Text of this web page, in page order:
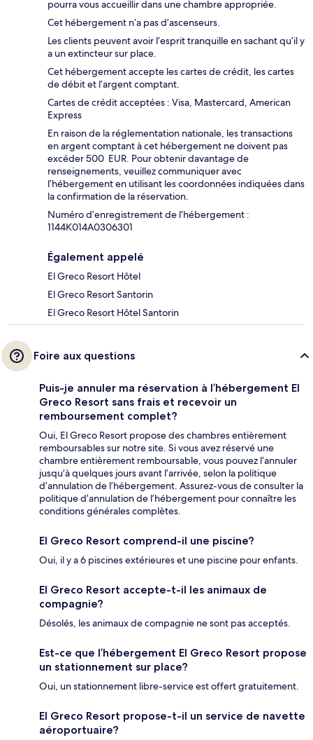
pourra vous accueillir dans une chambre appropriée.
Cet hébergement n’a pas d’ascenseurs.
Les clients peuvent avoir l’esprit tranquille en sachant qu’il y
a un extincteur sur place.
Cet hébergement accepte les cartes de crédit, les cartes
de débit et l’argent comptant.
Cartes de crédit acceptées : Visa, Mastercard, American
Express
En raison de la réglementation nationale, les transactions
en argent comptant à cet hébergement ne doivent pas
excéder 500 EUR. Pour obtenir davantage de
renseignements, veuillez communiquer avec
l’hébergement en utilisant les coordonnées indiquées dans
la confirmation de la réservation.
Numéro d’enregistrement de l’hébergement :
1144Κ014A0306301
Également appelé
El Greco Resort Hôtel
El Greco Resort Santorin
El Greco Resort Hôtel Santorin
Foire aux questions
Puis-je annuler ma réservation à l’hébergement El
Greco Resort sans frais et recevoir un
remboursement complet?
Oui, El Greco Resort propose des chambres entièrement
remboursables sur notre site. Si vous avez réservé une
chambre entièrement remboursable, vous pouvez l’annuler
jusqu’à quelques jours avant l’arrivée, selon la politique
d’annulation de l’hébergement. Assurez-vous de consulter la
politique d’annulation de l’hébergement pour connaître les
conditions générales complètes.
El Greco Resort comprend-il une piscine?
Oui, il y a 6 piscines extérieures et une piscine pour enfants.
El Greco Resort accepte-t-il les animaux de
compagnie?
Désolés, les animaux de compagnie ne sont pas acceptés.
Est-ce que l’hébergement El Greco Resort propose
un stationnement sur place?
Oui, un stationnement libre-service est offert gratuitement.
El Greco Resort propose-t-il un service de navette
aéroportuaire?